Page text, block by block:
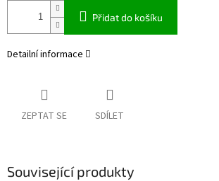
Přidat do košíku
Detailní informace
ZEPTAT SE SDÍLET
Související produkty